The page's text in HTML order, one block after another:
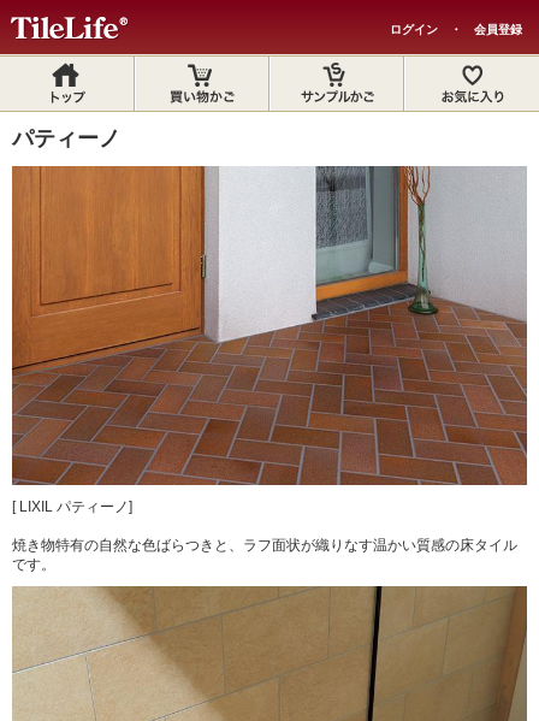
ログイン ・ 会員登録
パティーノ
[ LIXIL パティーノ]
焼き物特有の自然な色ばらつきと、ラフ面状が織りなす温かい質感の床タイル
です。